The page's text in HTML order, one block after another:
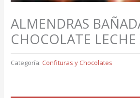
ALMENDRAS
CHOCOLATE LECHE
Categoría: Confituras y Chocolates